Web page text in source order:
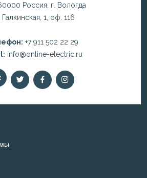
Россия, г. Вологда
Галкинская, 1, оф. 116
+7 911 502 22 29
info@online-electric.ru